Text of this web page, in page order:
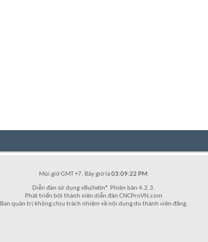
Múi giờ GMT +7. Bây giờ là03:09:22 PM.
Diễn đàn sử dụng vBulletin® Phiên bản 4.2.3.
Phát triển bởi thành viên diễn đàn CNCProVN.com
Ban quản trị không chịu trách nhiệm về nội dung do thành viên đăng.